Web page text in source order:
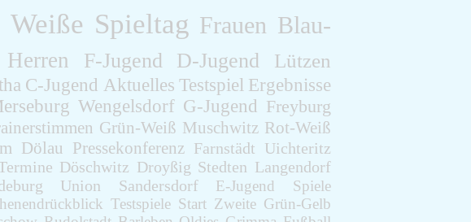
Weiße Spieltag Frauen Blau-
Herren F-Jugend D-Jugend Lützen
C-Jugend Aktuelles Testspiel Ergebnisse
Wengelsdorf G-Jugend Freyburg
Grün-Weiß Muschwitz Rot-Weiß
Dölau Pressekonferenz Farnstädt Uichteritz
Döschwitz Droyßig Stedten Langendorf
Union Sandersdorf E-Jugend
Spiele
Testspiele Start Zweite Grün-Gelb